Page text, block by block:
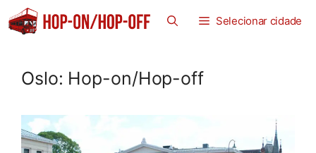
Saltar
para
Selecionar cidade
Oslo: Hop-on/Hop-off